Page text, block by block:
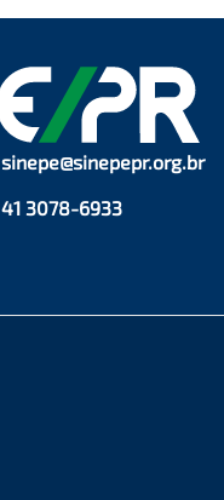
sinepe@sinepepr.org.br
41 3078-6933